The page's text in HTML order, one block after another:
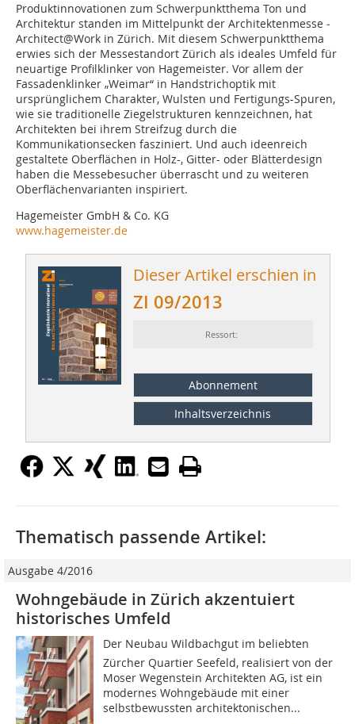
Produktinnovationen zum Schwerpunktthema Ton und
Architektur standen im Mittelpunkt der Architektenmesse ­
Architect@Work in Zürich. Mit diesem Schwerpunktthema
erwies sich der Messestandort Zürich als ideales Umfeld für
neuartige Profilklinker von Hagemeister. Vor allem der
Fassadenklinker „Weimar“ in Handstrichoptik mit
ursprünglichem Charakter, Wulsten und Fertigungs-Spuren,
wie sie traditionelle Ziegelstrukturen kennzeichnen, hat
Architekten bei ihrem Streifzug durch die
Kommunikationsecken fasziniert. Und auch ideenreich
gestaltete Oberflächen in Holz-, Gitter- oder Blätterdesign
haben die Messebesucher überrascht und zu weiteren
Oberflächenvarianten inspiriert.
Hagemeister GmbH & Co. KG
www.hagemeister.de
Dieser Artikel erschien in
ZI 09/2013
Ressort:
Abonnement
Inhaltsverzeichnis
Thematisch passende Artikel:
Ausgabe 4/2016
Wohngebäude in Zürich akzentuiert
historisches Umfeld
Der Neubau Wildbachgut im beliebten
Zürcher Quartier Seefeld, realisiert von der
Moser Wegenstein Architekten AG, ist ein
modernes Wohngebäude mit einer
selbstbewussten architektonischen...